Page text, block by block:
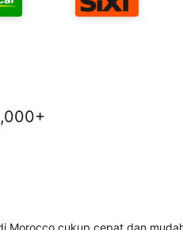
Morocco cukup cepat dan